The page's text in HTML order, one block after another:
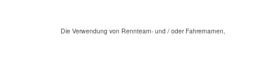
Die Verwendung von Rennteam- und / oder Fahrernamen,